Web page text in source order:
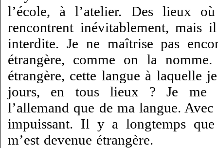
l’école, à l’atelier. Des lieux
rencontrent inévitablement, mais
interdite. Je ne maîtrise pas
étrangère, comme on la
étrangère, cette langue à laquelle
jours, en tous lieux ? Je me
l’allemand que de ma langue.
impuissant. Il y a longtemps
m’est devenue étrangère.